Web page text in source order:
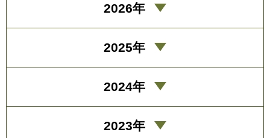
2026年
2025年
2024年
2023年